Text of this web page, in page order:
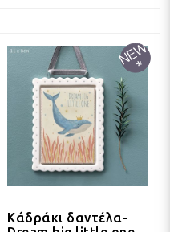
Κάδράκι δαντέλα-